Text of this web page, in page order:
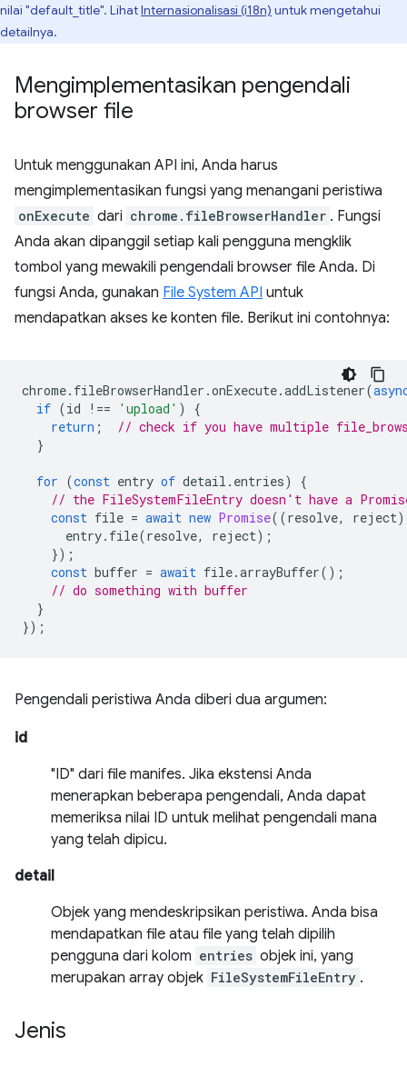
nilai "default_title". LihatInternasionalisasi (i18n) untuk mengetahui
detailnya.
Mengimplementasikan pengendali
browser file
Untuk menggunakan API ini, Anda harus
mengimplementasikan fungsi yang menangani peristiwa
onExecute dari chrome.fileBrowserHandler . Fungsi
Anda akan dipanggil setiap kali pengguna mengklik
tombol yang mewakili pengendali browser file Anda. Di
fungsi Anda, gunakan File System API untuk
mendapatkan akses ke konten file. Berikut ini contohnya:
chrome. fileBrowserHandler .onExecute.addListener(
if (id !== 'upload' )
{
return ;
// check if you have multiple
}
for (const entry of detail . entries)
{
// the FileSystemFileEntry doesn't have a
const file = await new Promise((resolve, reject)
entry. file(resolve, reject);
});
const buffer = await file.arrayBuffer();
// do something with buffer
}
});
Pengendali peristiwa Anda diberi dua argumen:
id
"ID" dari file manifes. Jika ekstensi Anda
menerapkan beberapa pengendali, Anda dapat
memeriksa nilai ID untuk melihat pengendali mana
yang telah dipicu.
detail
Objek yang mendeskripsikan peristiwa. Anda bisa
mendapatkan file atau file yang telah dipilih
pengguna dari kolom entries objek ini, yang
merupakan array objek FileSystemFileEntry .
Jenis